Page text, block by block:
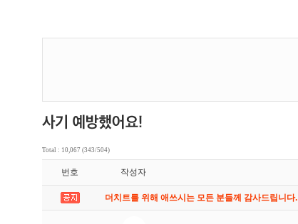
Total : 10,067 (343/504)
번호 작성자
더치트를 위해 애쓰시는 모든 분들께 감사드립니다.